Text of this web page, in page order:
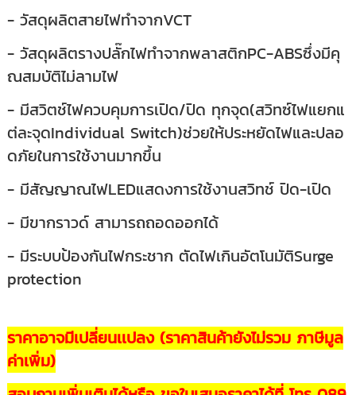
- วัสดุผลิตสายไฟทำจากVCT
- วัสดุผลิตรางปลั๊กไฟทำจากพลาสติกPC-ABSซึ่งมีคุ
ณสมบัติไม่ลามไฟ
- มีสวิตช์ไฟควบคุมการเปิด/ปิด ทุกจุด(สวิทซ์ไฟแยกแ
ต่ละจุดIndividual Switch)ช่วยให้ประหยัดไฟและปลอ
ดภัยในการใช้งานมากขึ้น
- มีสัญญาณไฟLEDแสดงการใช้งานสวิทช์ ปิด-เปิด
- มีขากราวด์ สามารถถอดออกได้
- มีระบบป้องกันไฟกระชาก ตัดไฟเกินอัตโนมัติSurge
protection
ราคาอาจมีเปลี่ยนเเปลง (ราคาสินค้ายังไม่รวม ภาษีมูล
ค่าเพิ่ม)